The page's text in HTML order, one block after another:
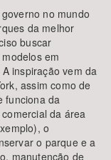
no mundo
da melhor
buscar
em
inspiração vem da
assim como de
funciona da
da área
o
o parque e a
manutenção de